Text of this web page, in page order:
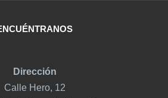
Dirección
Calle Hero, 12